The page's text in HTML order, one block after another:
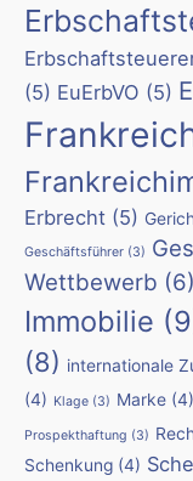
(5) EuErbVO (5)
Erbrecht (5)
Geschäftsführer (3)
Wettbewerb (6)
Immobilie
(8) internationale
(4) Klage (3) Marke (4)
Prospekthaftung (3)
Schenkung (4)